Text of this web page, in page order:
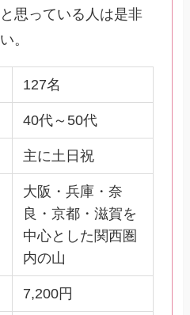
思っている人は是非
。
127名
40代～50代
主に土日祝
大阪・兵庫・奈
良・京都・滋賀を
中心とした関西圏
内の山
7,200円